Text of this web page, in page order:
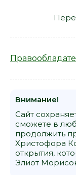
Внимание!
Сайт
сможете в
продолжить
Христофора
открытия,
Элиот